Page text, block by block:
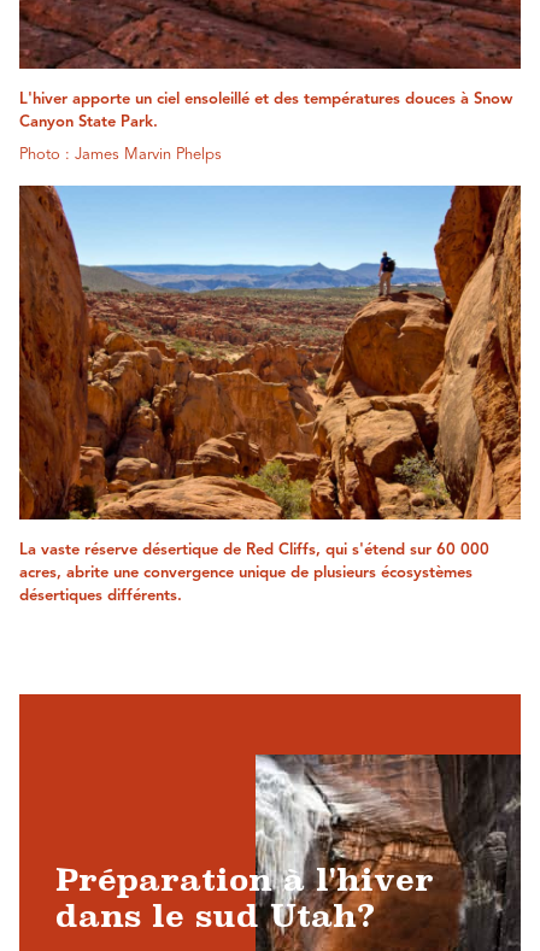
L'hiver apporte un ciel ensoleillé et des températures douces à Snow
Canyon State Park.
Photo : James Marvin Phelps
La vaste réserve désertique de Red Cliffs, qui s'étend sur 60 000
acres, abrite une convergence unique de plusieurs écosystèmes
désertiques différents.
Préparation à l'hiver
dans le sud Utah?